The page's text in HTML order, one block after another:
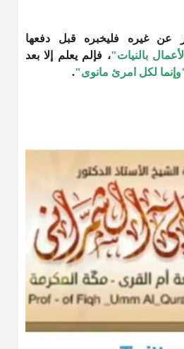
عن غيره فليخبره قبل دفعها
بالنيات"، فإلم يعلم إلا بعد
لكل امرئ مانوى".